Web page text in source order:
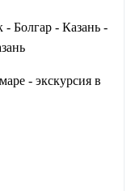
- Болгар - Казань -
- экскурсия в